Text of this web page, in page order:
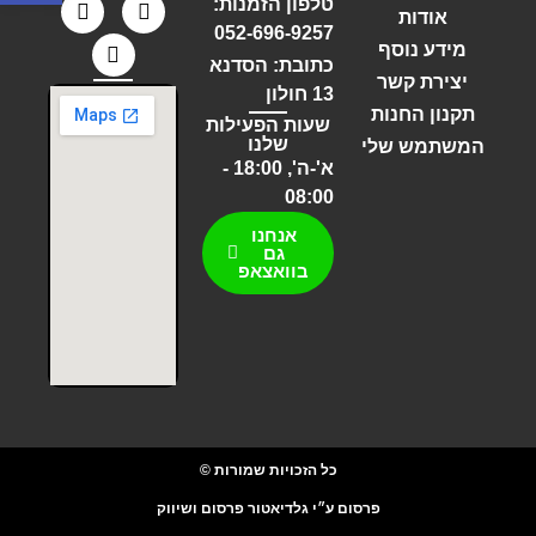
אודות
מידע נוסף
יצירת קשר
תקנון החנות
המשתמש שלי
052-696-9257
כתובת: הסדנא
13 חולון
שעות הפעילות
שלנו
א'-ה', 18:00 -
08:00
אנחנו
גם
בוואצאפ
כל הזכויות שמורות ©
פרסום ע״י גלדיאטור פרסום ושיווק